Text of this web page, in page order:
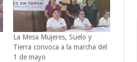
La Mesa Mujeres, Suelo y
Tierra convoca a la marcha del
1 de mayo